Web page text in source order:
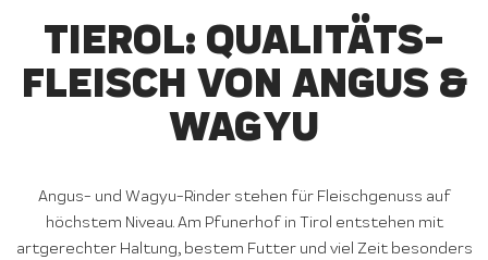
TIEROL: QUALITÄTS­
FLEISCH VON ANGUS &
WAGYU
Angus- und Wagyu-Rinder stehen für Fleischgenuss auf
höchstem Niveau. Am Pfunerhof in Tirol entstehen mit
artgerechter Haltung, bestem Futter und viel Zeit besonders